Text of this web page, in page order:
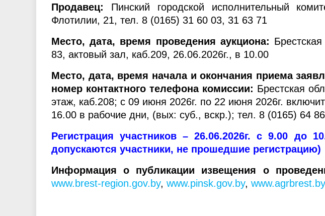
Продавец: Пинский городской исполнительный
Флотилии, 21, тел. 8 (0165) 31 60 03, 31 63 71
Место, дата, время проведения аукциона:
83, актовый зал, каб.209, 26.06.2026г., в 10.00
Место, дата, время начала и окончания приема
номер контактного телефона комиссии: Брестская
этаж, каб.208; с 09 июня 2026г. по 22 июня 2026г.
16.00 в рабочие дни, (вых: суб., вскр.); тел. 8 (0165) 64
Регистрация участников – 26.06.2026г. с 9.00 до
допускаются участники, не прошедшие регистрацию)
Информация о публикации извещения о
www.brest-region.gov.by, www.pinsk.gov.by, www.agrbrest.by